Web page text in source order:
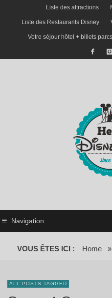
Liste des attractions
Liste des Restaurants Disney
Votre séjour hôtel + billets
Navigation
VOUS ÊTES ICI : Home »
ALL POSTS TAGGED